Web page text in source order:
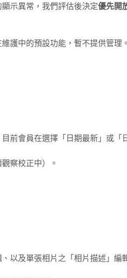
示異常，我們評估後決定優先開
護中的預設功能，暫不提供管理。
前會員在選擇「日期最新」或「
察校正中）。
以及單張相片之「相片描述」編